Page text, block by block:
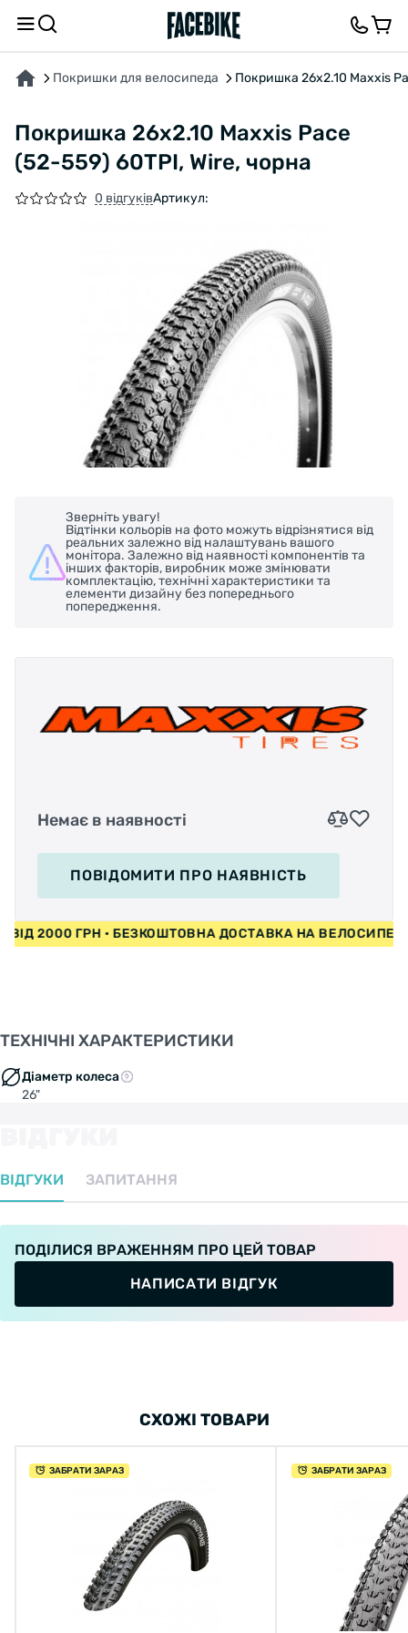
Покришки для велосипеда Покришка 26x2.10 Maxxis
Покришка 26x2.10 Maxxis Pace
(52-559) 60TPI, Wire, чорна
0 відгуківАртикул:
Зверніть увагу!
Відтінки кольорів на фото можуть відрізнятися від
реальних залежно від налаштувань вашого
монітора. Залежно від наявності компонентів та
інших факторів, виробник може змінювати
комплектацію, технічні характеристики та
елементи дизайну без попереднього
попередження.
Немає в наявності
ПОВІДОМИТИ ПРО НАЯВНІСТЬ
ВІД 2000 ГРН • БЕЗКОШТОВНА ДОСТАВКА НА
ТЕХНІЧНІ ХАРАКТЕРИСТИКИ
Діаметр колеса
26"
ВІДГУКИ ЗАПИТАННЯ
ПОДІЛИСЯ ВРАЖЕННЯМ ПРО ЦЕЙ ТОВАР
НАПИСАТИ ВІДГУК
ПРО ТОВАР ХАРАКТЕРИСТИКИВІДГУКИ ТА ЗАПИТАННЯ
СХОЖІ ТОВАРИ
ЗАБРАТИ ЗАРАЗ ЗАБРАТИ ЗАРАЗ